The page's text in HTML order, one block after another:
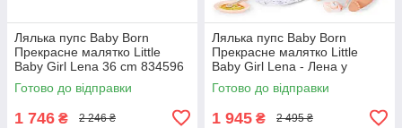
Лялька пупс Baby Born
Прекрасне малятко Little
Baby Girl Lena 36 cm 834596
Готово до відправки
1 746 ₴ 2 246 ₴
Лялька пупс Baby Born
Прекрасне малятко Little
Baby Girl Lena - Лена у
костюмі котика 36 cm 839560
Готово до відправки
1 945 ₴ 2 495 ₴